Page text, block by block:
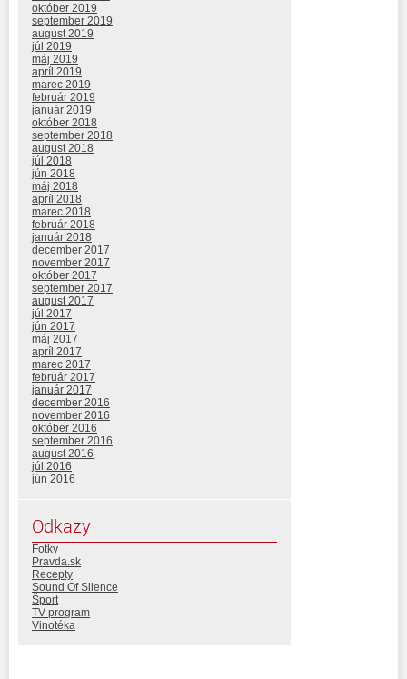
október 2019
september 2019
august 2019
júl 2019
máj 2019
apríl 2019
marec 2019
február 2019
január 2019
október 2018
september 2018
august 2018
júl 2018
jún 2018
máj 2018
apríl 2018
marec 2018
február 2018
január 2018
december 2017
november 2017
október 2017
september 2017
august 2017
júl 2017
jún 2017
máj 2017
apríl 2017
marec 2017
február 2017
január 2017
december 2016
november 2016
október 2016
september 2016
august 2016
júl 2016
jún 2016
Odkazy
Fotky
Pravda.sk
Recepty
Sound Of Silence
Šport
TV program
Vinotéka